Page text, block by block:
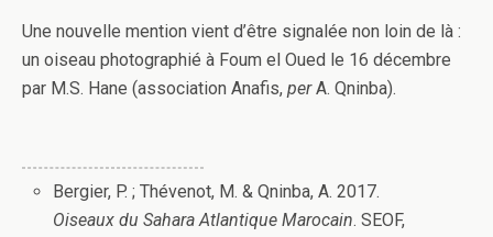
Une nouvelle mention vient d’être signalée non loin de là :
un oiseau photographié à Foum el Oued le 16 décembre
par M.S. Hane (association Anafis, perA. Qninba).
Bergier, P. ; Thévenot, M. & Qninba, A. 2017.
Oiseaux du Sahara Atlantique Marocain. SEOF,